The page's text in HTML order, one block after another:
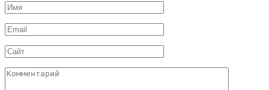
Имя
*
Email
*
Сайт
Комментарий